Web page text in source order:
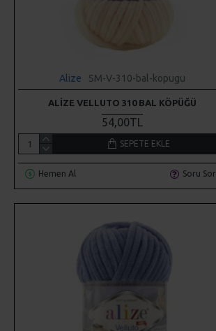
Alize SM-V-310-bal-kopugu
ALIZE VELLUTO 310 BAL KÖPÜĞÜ
54,00TL
SEPETE EKLE
Hemen Al Soru Sor